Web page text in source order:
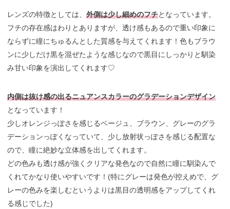
レンズの特徴としては、外側は少し細めのフチとなっています。
フチの存在感はわりとありますが、透け感もあるので重い印象に
ならずに瞳にちゅるんとした質感を与えてくれます！色もブラウ
ンに少しだけ黒を混ぜたような感じなので黒目にしっかりと馴染
み甘い印象を演出してくれます♡
内側は抜け感の出るニュアンスカラーのグラデーションデザイン
となっています！
少しオレンジっぽさを感じるベージュ、ブラウン、グレーのグラ
デーションっぽくなっていて、少し放射状っぽさを感じる配置な
ので、瞳に絶妙な立体感を出してくれます。
どの色みも透け感が強くクリアな発色なので自然に瞳に馴染んで
くれてかなり使いやすいです！(特にグレーは発色が控えめで、グ
レーの色みを楽しむというよりは黒目の透明感をアップしてくれ
る感じでした)